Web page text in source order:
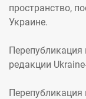
пространство,
Украине.
редакции
Перепубликация